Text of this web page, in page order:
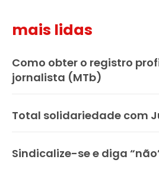
mais lidas
Como obter o registro
jornalista (MTb)
Total solidariedade com
Sindicalize-se e diga